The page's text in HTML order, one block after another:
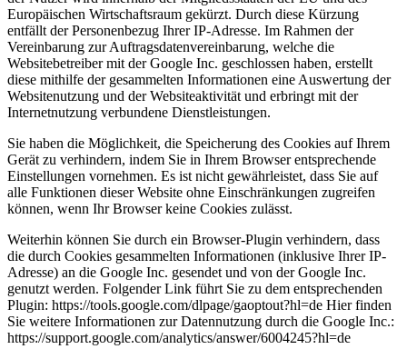
Europäischen Wirtschaftsraum gekürzt. Durch diese Kürzung
entfällt der Personenbezug Ihrer IP-Adresse. Im Rahmen der
Vereinbarung zur Auftragsdatenvereinbarung, welche die
Websitebetreiber mit der Google Inc. geschlossen haben, erstellt
diese mithilfe der gesammelten Informationen eine Auswertung der
Websitenutzung und der Websiteaktivität und erbringt mit der
Internetnutzung verbundene Dienstleistungen.
Sie haben die Möglichkeit, die Speicherung des Cookies auf Ihrem
Gerät zu verhindern, indem Sie in Ihrem Browser entsprechende
Einstellungen vornehmen. Es ist nicht gewährleistet, dass Sie auf
alle Funktionen dieser Website ohne Einschränkungen zugreifen
können, wenn Ihr Browser keine Cookies zulässt.
Weiterhin können Sie durch ein Browser-Plugin verhindern, dass
die durch Cookies gesammelten Informationen (inklusive Ihrer IP-
Adresse) an die Google Inc. gesendet und von der Google Inc.
genutzt werden. Folgender Link führt Sie zu dem entsprechenden
Plugin: https://tools.google.com/dlpage/gaoptout?hl=de Hier finden
Sie weitere Informationen zur Datennutzung durch die Google Inc.:
https://support.google.com/analytics/answer/6004245?hl=de